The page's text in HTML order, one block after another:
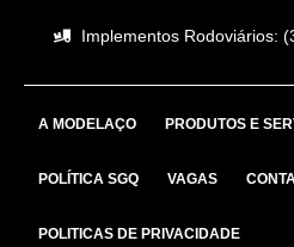
Implementos Rodoviários:
A MODELAÇO PRODUTOS E
POLÍTICA SGQ VAGAS
POLITICAS DE PRIVACIDADE